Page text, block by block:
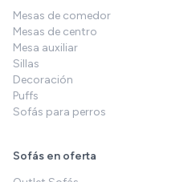
Mesas de comedor
Mesas de centro
Mesa auxiliar
Sillas
Decoración
Puffs
Sofás para perros
Sofás en oferta